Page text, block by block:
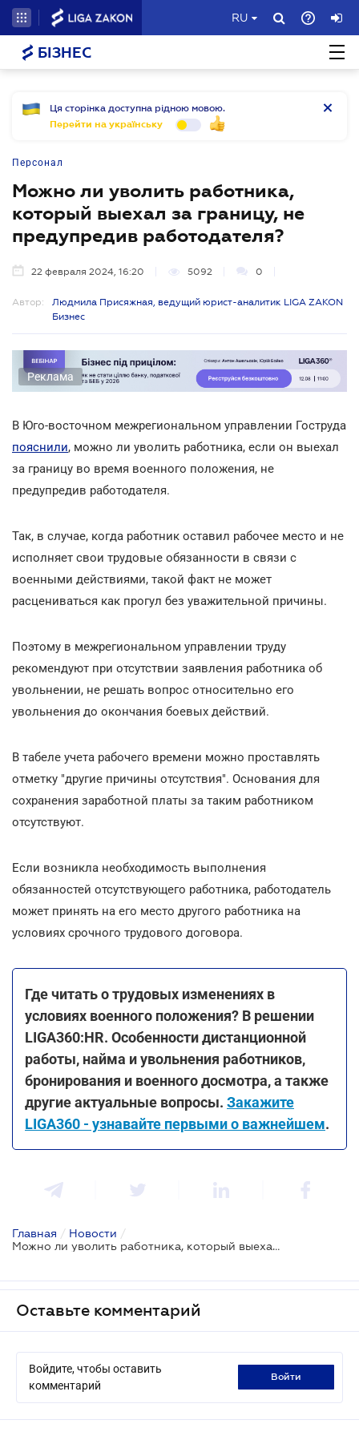
RU
БІЗНЕС
Ця сторінка доступна рідною мовою.
Перейти на українську
Персонал
Можно ли уволить работника,
который выехал за границу, не
предупредив работодателя?
22 февраля 2024, 16:20 5092 0
Автор:
Людмила Присяжная, ведущий юрист-аналитик LIGA ZAKON
Бизнес
Реклама
В Юго-восточном межрегиональном управлении Гоструда
пояснили, можно ли уволить работника, если он выехал
за границу во время военного положения, не
предупредив работодателя.
Так, в случае, когда работник оставил рабочее место и не
исполняет свои трудовые обязанности в связи с
военными действиями, такой факт не может
расцениваться как прогул без уважительной причины.
Поэтому в межрегиональном управлении труду
рекомендуют при отсутствии заявления работника об
увольнении, не решать вопрос относительно его
увольнения до окончания боевых действий.
В табеле учета рабочего времени можно проставлять
отметку "другие причины отсутствия". Основания для
сохранения заработной платы за таким работником
отсутствуют.
Если возникла необходимость выполнения
обязанностей отсутствующего работника, работодатель
может принять на его место другого работника на
условиях срочного трудового договора.
Где читать о трудовых изменениях в
условиях военного положения? В решении
LIGA360:HR. Особенности дистанционной
работы, найма и увольнения работников,
бронирования и военного досмотра, а также
другие актуальные вопросы. Закажите
LIGA360 - узнавайте первыми о важнейшем.
Главная / Новости /
Можно ли уволить работника, который выехал за границу, не предупредив работодателя?
Оставьте комментарий
Войдите, чтобы оставить
комментарий
войти